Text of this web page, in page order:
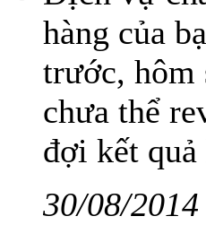
hàng của
trước, hôm
chưa thể
đợi kết
30/08/